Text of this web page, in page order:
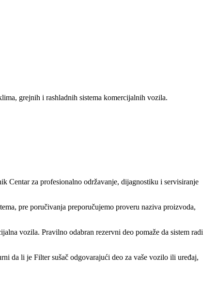
grejnih i rashladnih sistema komercijalnih vozila.
Centar za profesionalno održavanje, dijagnostiku i servisiranje
pre poručivanja preporučujemo proveru naziva proizvoda,
vozila. Pravilno odabran rezervni deo pomaže da sistem radi
da li je Filter sušač odgovarajući deo za vaše vozilo ili uređaj,